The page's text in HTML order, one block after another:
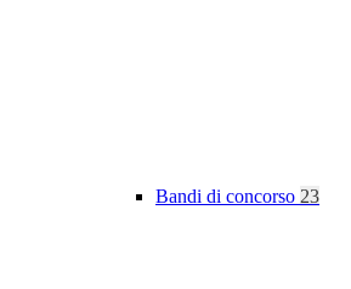
Bandi di concorso 23